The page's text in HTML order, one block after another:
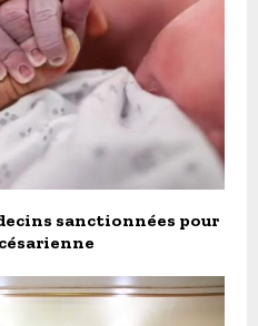
sanctionnées pour